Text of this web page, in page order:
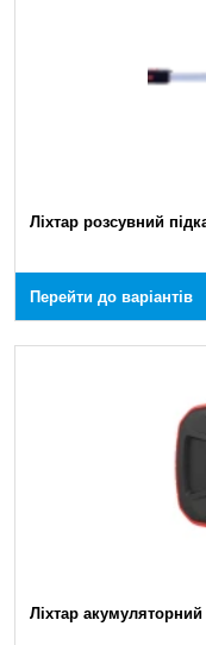
Ліхтар розсувний
Перейти до варіантів
Ліхтар